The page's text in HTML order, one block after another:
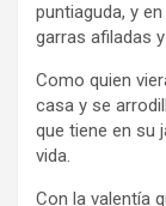
puntiaguda, y
garras afiladas
Como quien
casa y se
que tiene en su
vida.
Con la valentía